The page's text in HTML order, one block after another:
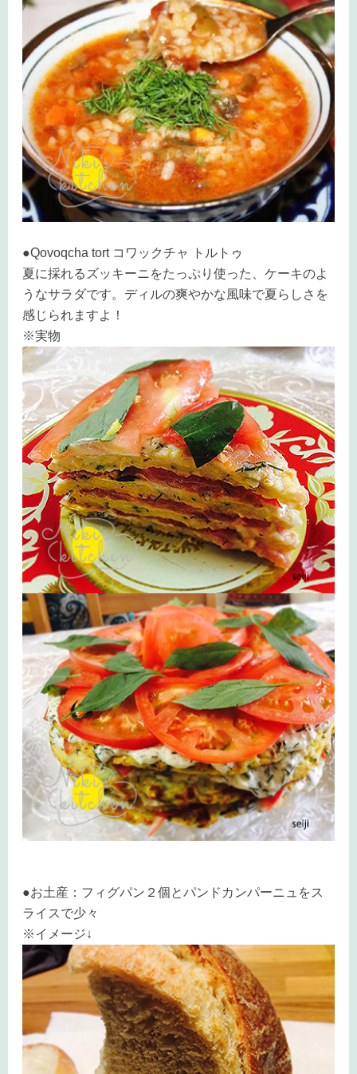
●Qovoqcha tort コワックチャ トルトゥ
夏に採れるズッキーニをたっぷり使った、ケーキのよ
うなサラダです。ディルの爽やかな風味で夏らしさを
感じられますよ！
※実物
●お土産：フィグパン２個とパンドカンパーニュをス
ライスで少々
※イメージ↓